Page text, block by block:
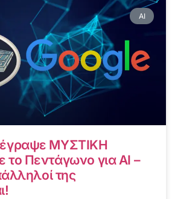
AI
ΜΥΣΤΙΚΗ
το Πεντάγωνο για AI –
της